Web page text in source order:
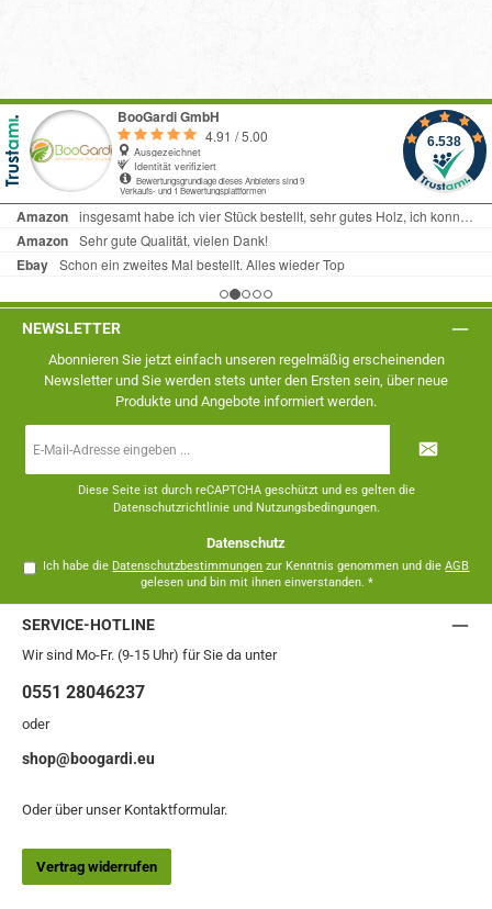
NEWSLETTER
Abonnieren Sie jetzt einfach unseren regelmäßig erscheinenden
Newsletter und Sie werden stets unter den Ersten sein, über neue
Produkte und Angebote informiert werden.
Mail-
Diese Seite ist durch reCAPTCHA geschützt und es gelten die
Datenschutzrichtlinieund Nutzungsbedingungen.
Datenschutz
Ich habe die Datenschutzbestimmungen zur Kenntnis genommen und dieAGB
gelesen und bin mit ihnen einverstanden. *
SERVICE-HOTLINE
Wir sind Mo-Fr. (9-15 Uhr) für Sie da unter
0551 28046237
oder
shop@boogardi.eu
Oder über unser Kontaktformular.
Vertrag widerrufen